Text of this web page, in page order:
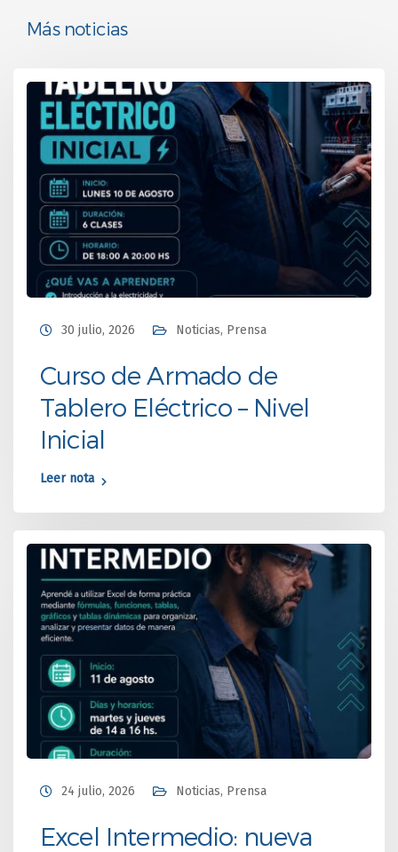
Más noticias
30 julio, 2026 Noticias, Prensa
Curso de Armado de
Tablero Eléctrico – Nivel
Inicial
Leer nota
24 julio, 2026 Noticias, Prensa
Excel Intermedio: nueva